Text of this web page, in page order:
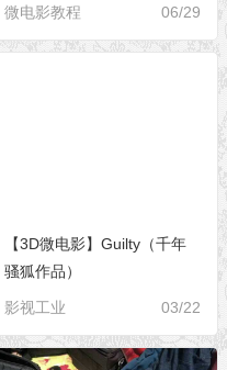
微电影教程 06/29
【3D微电影】Guilty（千年
骚狐作品）
影视工业 03/22